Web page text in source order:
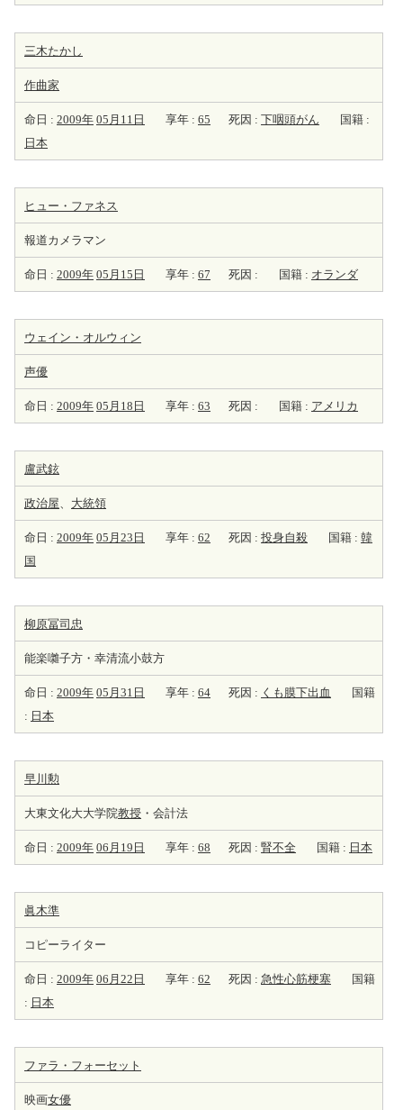
三木たかし
作曲家
命日 : 2009年 05月11日 享年 : 65 死因 : 下咽頭がん
国籍 :
日本
ヒュー・ファネス
報道カメラマン
命日 : 2009年 05月15日 享年 : 67 死因 : 国籍 : オランダ
ウェイン・オルウィン
声優
命日 : 2009年 05月18日 享年 : 63 死因 : 国籍 : アメリカ
盧武鉉
政治屋、 大統領
命日 : 2009年 05月23日 享年 : 62 死因 : 投身自殺 国籍 : 韓
国
柳原冨司忠
能楽囃子方・幸清流小鼓方
命日 : 2009年 05月31日 享年 : 64 死因 : くも膜下出血
国籍
: 日本
早川勲
大東文化大大学院教授 ・会計法
命日 : 2009年 06月19日 享年 : 68 死因 : 腎不全 国籍 : 日本
眞木準
コピーライター
命日 : 2009年 06月22日 享年 : 62 死因 : 急性心筋梗塞
国籍
: 日本
ファラ・フォーセット
映画女優